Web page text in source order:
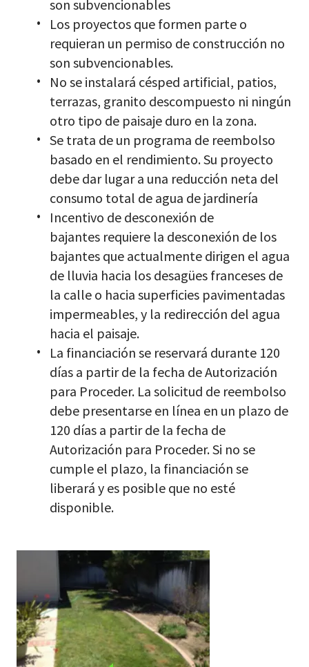
son subvencionables
Los proyectos que formen parte o
requieran un permiso de construcción no
son subvencionables.
No se instalará césped artificial, patios,
terrazas, granito descompuesto ni ningún
otro tipo de paisaje duro en la zona.
Se trata de un programa de reembolso
basado en el rendimiento. Su proyecto
debe dar lugar a una reducción neta del
consumo total de agua de jardinería
Incentivo de desconexión de
bajantes requiere la desconexión de los
bajantes que actualmente dirigen el agua
de lluvia hacia los desagües franceses de
la calle o hacia superficies pavimentadas
impermeables, y la redirección del agua
hacia el paisaje.
La financiación se reservará durante 120
días a partir de la fecha de Autorización
para Proceder. La solicitud de reembolso
debe presentarse en línea en un plazo de
120 días a partir de la fecha de
Autorización para Proceder. Si no se
cumple el plazo, la financiación se
liberará y es posible que no esté
disponible.